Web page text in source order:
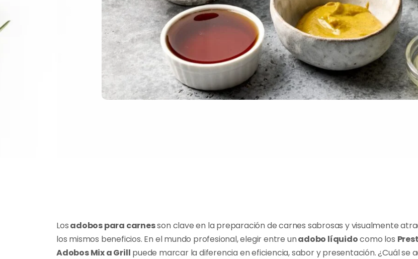
Losadobos para carnesson clave en la preparación de carnes sabrosas y visualmente
los mismos beneficios. En el mundo profesional, elegir entre unadobo líquidocomo los
Adobos Mix a Grill puede marcar la diferencia en eficiencia, sabor y presentación. ¿Cuál se